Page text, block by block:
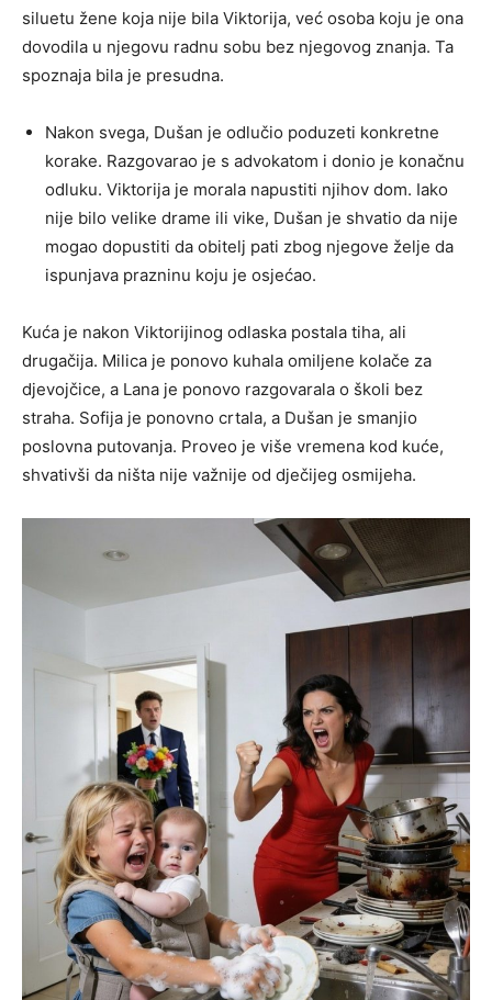
siluetu žene koja nije bila Viktorija, već osoba koju je ona
dovodila u njegovu radnu sobu bez njegovog znanja. Ta
spoznaja bila je presudna.
Nakon svega, Dušan je odlučio poduzeti konkretne
korake. Razgovarao je s advokatom i donio je konačnu
odluku. Viktorija je morala napustiti njihov dom. Iako
nije bilo velike drame ili vike, Dušan je shvatio da nije
mogao dopustiti da obitelj pati zbog njegove želje da
ispunjava prazninu koju je osjećao.
Kuća je nakon Viktorijinog odlaska postala tiha, ali
drugačija. Milica je ponovo kuhala omiljene kolače za
djevojčice, a Lana je ponovo razgovarala o školi bez
straha. Sofija je ponovno crtala, a Dušan je smanjio
poslovna putovanja. Proveo je više vremena kod kuće,
shvativši da ništa nije važnije od dječijeg osmijeha.